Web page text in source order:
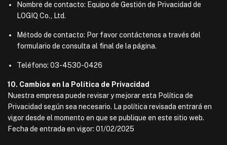
Nombre de contacto: Equipo de Gestión de Privacidad de
LOGIQ Co., Ltd.
Método de contacto: Por favor contáctenos a través del
formulario de consulta al final de la página.
Teléfono: 03-4530-0426
10. Cambios en la Política de Privacidad
Nuestra empresa puede revisar y mejorar esta Política de
Privacidad según sea necesario. La política revisada entrará en
vigor desde el momento en que se publique en este sitio web.
Fecha de entrada en vigor: 01/02/2025